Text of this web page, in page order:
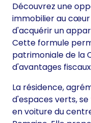
Découvrez une
immobilier au cœur
d'acquérir un
Cette formule
patrimoniale de la
d'avantages
La résidence,
d'espaces verts,
en voiture du